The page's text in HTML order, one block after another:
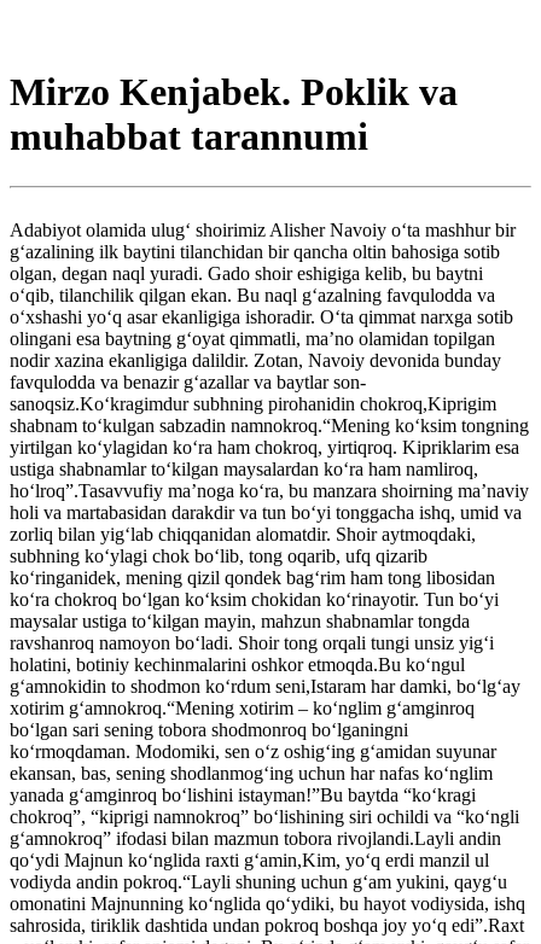
Mirzo Kenjabek. Poklik va
muhabbat tarannumi
Adabiyot olamida ulug‘ shoirimiz Alisher Navoiy o‘ta mashhur bir
g‘azalining ilk baytini tilanchidan bir qancha oltin bahosiga sotib
olgan, degan naql yuradi. Gado shoir eshigiga kelib, bu baytni
o‘qib, tilanchilik qilgan ekan. Bu naql g‘azalning favqulodda va
o‘xshashi yo‘q asar ekanligiga ishoradir. O‘ta qimmat narxga sotib
olingani esa baytning g‘oyat qimmatli, ma’no olamidan topilgan
nodir xazina ekanligiga dalildir. Zotan, Navoiy devonida bunday
favqulodda va benazir g‘azallar va baytlar son-
sanoqsiz.Ko‘kragimdur subhning pirohanidin chokroq,Kiprigim
shabnam to‘kulgan sabzadin namnokroq.“Mening ko‘ksim tongning
yirtilgan ko‘ylagidan ko‘ra ham chokroq, yirtiqroq. Kipriklarim esa
ustiga shabnamlar to‘kilgan maysalardan ko‘ra ham namliroq,
ho‘lroq”.Tasavvufiy ma’noga ko‘ra, bu manzara shoirning ma’naviy
holi va martabasidan darakdir va tun bo‘yi tonggacha ishq, umid va
zorliq bilan yig‘lab chiqqanidan alomatdir. Shoir aytmoqdaki,
subhning ko‘ylagi chok bo‘lib, tong oqarib, ufq qizarib
ko‘ringanidek, mening qizil qondek bag‘rim ham tong libosidan
ko‘ra chokroq bo‘lgan ko‘ksim chokidan ko‘rinayotir. Tun bo‘yi
maysalar ustiga to‘kilgan mayin, mahzun shabnamlar tongda
ravshanroq namoyon bo‘ladi. Shoir tong orqali tungi unsiz yig‘i
holatini, botiniy kechinmalarini oshkor etmoqda.Bu ko‘ngul
g‘amnokidin to shodmon ko‘rdum seni,Istaram har damki, bo‘lg‘ay
xotirim g‘amnokroq.“Mening xotirim – ko‘nglim g‘amginroq
bo‘lgan sari sening tobora shodmonroq bo‘lganingni
ko‘rmoqdaman. Modomiki, sen o‘z oshig‘ing g‘amidan suyunar
ekansan, bas, sening shodlanmog‘ing uchun har nafas ko‘nglim
yanada g‘amginroq bo‘lishini istayman!”Bu baytda “ko‘kragi
chokroq”, “kiprigi namnokroq” bo‘lishining siri ochildi va “ko‘ngli
g‘amnokroq” ifodasi bilan mazmun tobora rivojlandi.Layli andin
qo‘ydi Majnun ko‘nglida raxti g‘amin,Kim, yo‘q erdi manzil ul
vodiyda andin pokroq.“Layli shuning uchun g‘am yukini, qayg‘u
omonatini Majnunning ko‘nglida qo‘ydiki, bu hayot vodiysida, ishq
sahrosida, tiriklik dashtida undan pokroq boshqa joy yo‘q edi”.Raxt